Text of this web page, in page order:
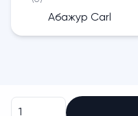
Абажур Carl